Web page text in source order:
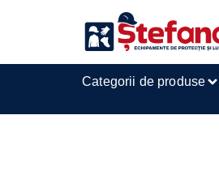
Categorii de produse